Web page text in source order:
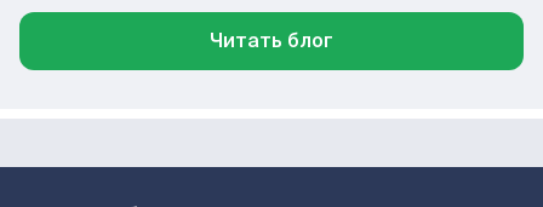
Читать блог